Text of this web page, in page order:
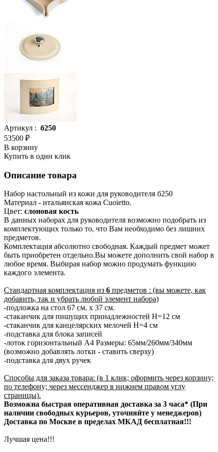
Артикул : б250
53500 ₽
В корзину
Купить в один клик
Описание товара
Набор настольный из кожи для руководителя б250
Материал - итальянская кожа Cuoietto.
Цвет: слоновая кость
В данных наборах для руководителя возможно подобрать из
комплектующих только то, что Вам необходимо без лишних
предметов.
Комплектация абсолютно свободная. Каждый предмет может
быть приобретен отдельно.Вы можете дополнить свой набор в
любое время. Выбирая набор можно продумать функцию
каждого элемента.
Стандартная комплектация из 6 предметов : (вы можете, как
добавить, так и убрать любой элемент набора)
-подложка на стол 67 см. х 37 см.
-стаканчик для пишущих принадлежностей H=12 см
-стаканчик для канцелярских мелочей H=4 см
-подставка для блока записей
-лоток горизонтальный А4 Размеры: 65мм/260мм/340мм
(возможно добавлять лотки - ставить сверху)
-подставка для двух ручек
Способы для заказа товара: (в 1 клик; оформить через корзину;
по телефону; через мессенджер в нижнем правом углу
страницы).
Возможна быстрая оперативная доставка за 3 часа* (При
наличии свободных курьеров, уточняйте у менеджеров)
Доставка по Москве в пределах МКАД бесплатная!!!
Лучшая цена!!!